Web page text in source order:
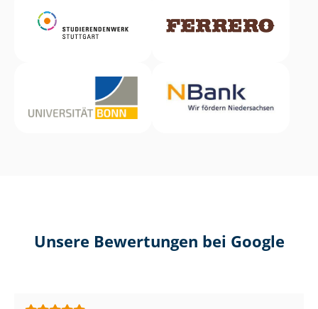
Unsere Bewertungen bei Google